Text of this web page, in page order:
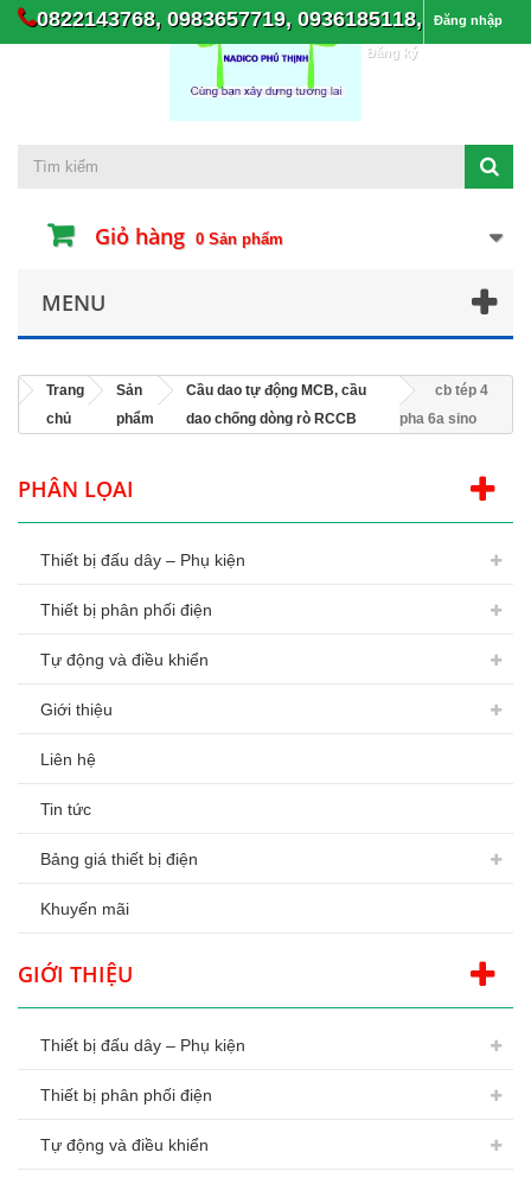
0822143768, 0983657719, 0936185118, Đăng nhập
Đăng ký
Giỏ hàng 0 Sản phẩm
MENU
Trang
chủ
Sản
phẩm
Cầu dao tự động MCB, cầu
dao chống dòng rò RCCB
cb tép 4
pha 6a sino
PHÂN LỌAI
Thiết bị đấu dây – Phụ kiện
Thiết bị phân phối điện
Tự động và điều khiển
Giới thiệu
Liên hệ
Tin tức
Bảng giá thiết bị điện
Khuyến mãi
GIỚI THIỆU
Thiết bị đấu dây – Phụ kiện
Thiết bị phân phối điện
Tự động và điều khiển